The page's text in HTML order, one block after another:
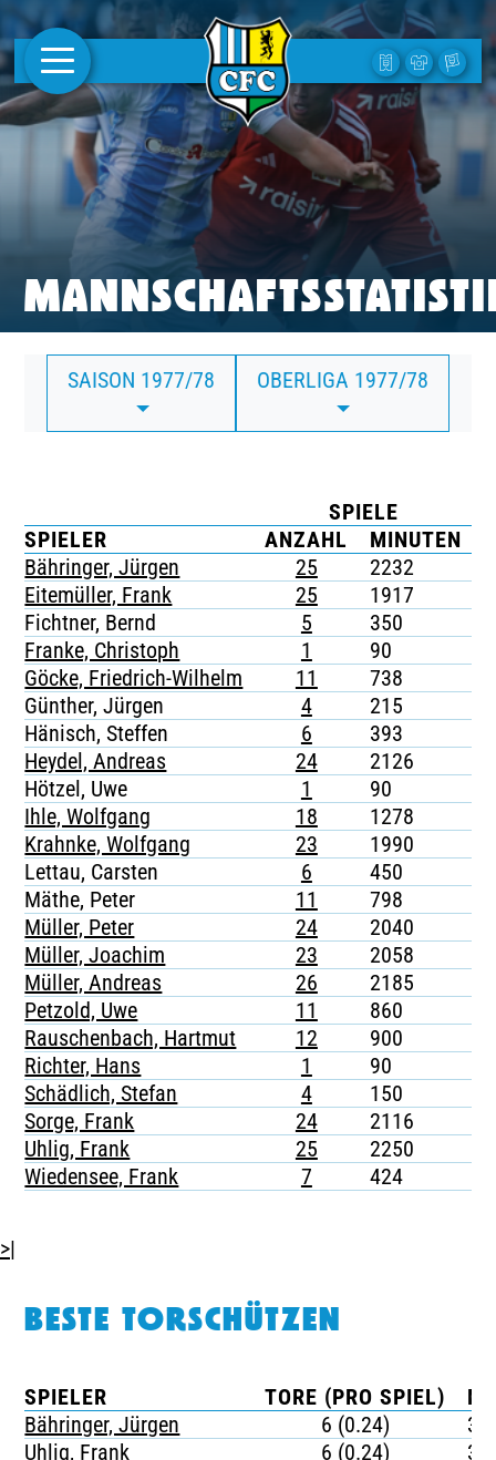
AKTUELLES
1. MANNSCHAFT
FRAUEN
CAMPUS
CLUB
CLUBMITGLIEDSCHAFT
BUSINESS
TICKETING
SAISON 1977/78 OBERLIGA 1977/78
SPIELE
SPIELER
ANZAHL MINUTEN
Bähringer, Jürgen
25 2232
Eitemüller, Frank
25 1917
Fichtner, Bernd
5 350
Franke, Christoph
1 90
Göcke, Friedrich-Wilhelm
11 738
Günther, Jürgen
4 215
Hänisch, Steffen
6 393
Heydel, Andreas
24 2126
Hötzel, Uwe
1 90
Ihle, Wolfgang
18 1278
Krahnke, Wolfgang
23 1990
Lettau, Carsten
6 450
Mäthe, Peter
11 798
Müller, Peter
24 2040
Müller, Joachim
23 2058
Müller, Andreas
26 2185
Petzold, Uwe
11 860
Rauschenbach, Hartmut
12 900
Richter, Hans
1 90
Schädlich, Stefan
4 150
Sorge, Frank
24 2116
Uhlig, Frank
25 2250
Wiedensee, Frank
7 424
>|
BESTE TORSCHÜTZEN
SPIELER TORE (PRO SPIEL)
Bähringer, Jürgen
6 (0.24)
Uhlig, Frank
6 (0.24)